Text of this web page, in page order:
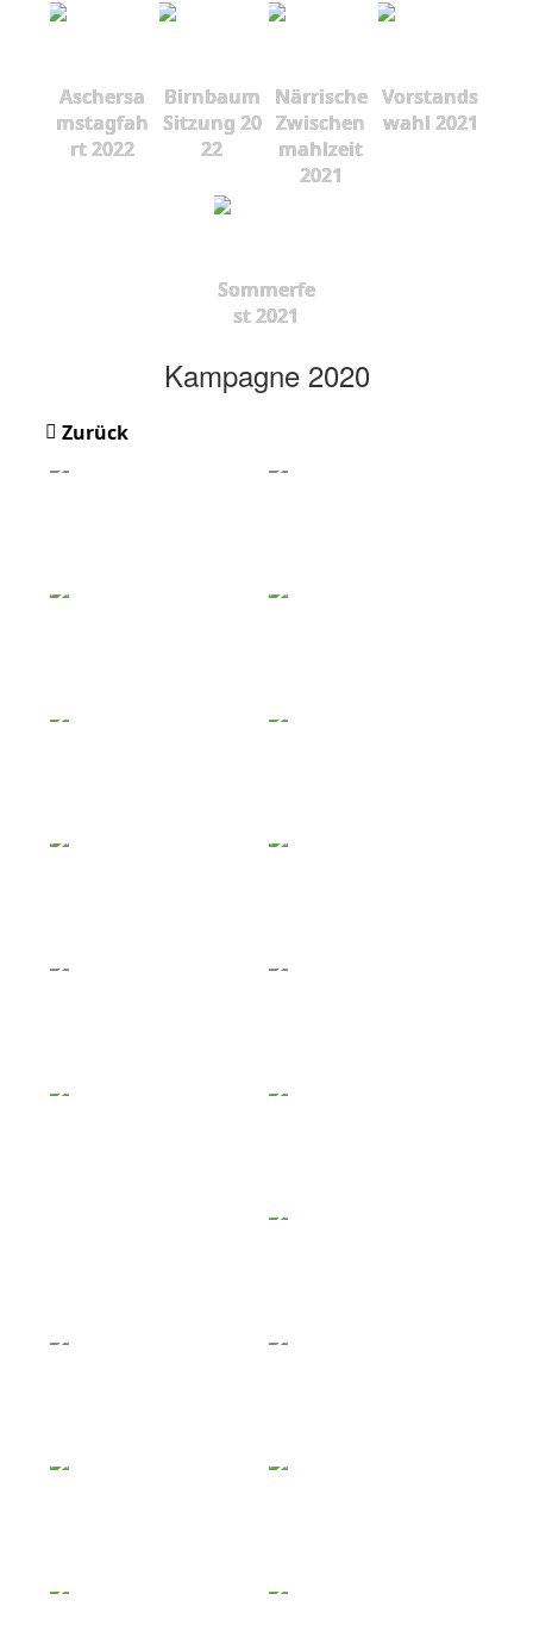
Aschersa
mstagfah
rt 2022
Birnbaum
Sitzung 20
22
Närrische
Zwischen
mahlzeit
2021
Vorstands
wahl 2021
Sommerfe
st 2021
Kampagne 2020
Zurück